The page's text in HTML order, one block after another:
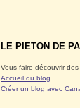
LE PIETON DE
Vous faire découvrir
Accueil du blog
Créer un blog avec